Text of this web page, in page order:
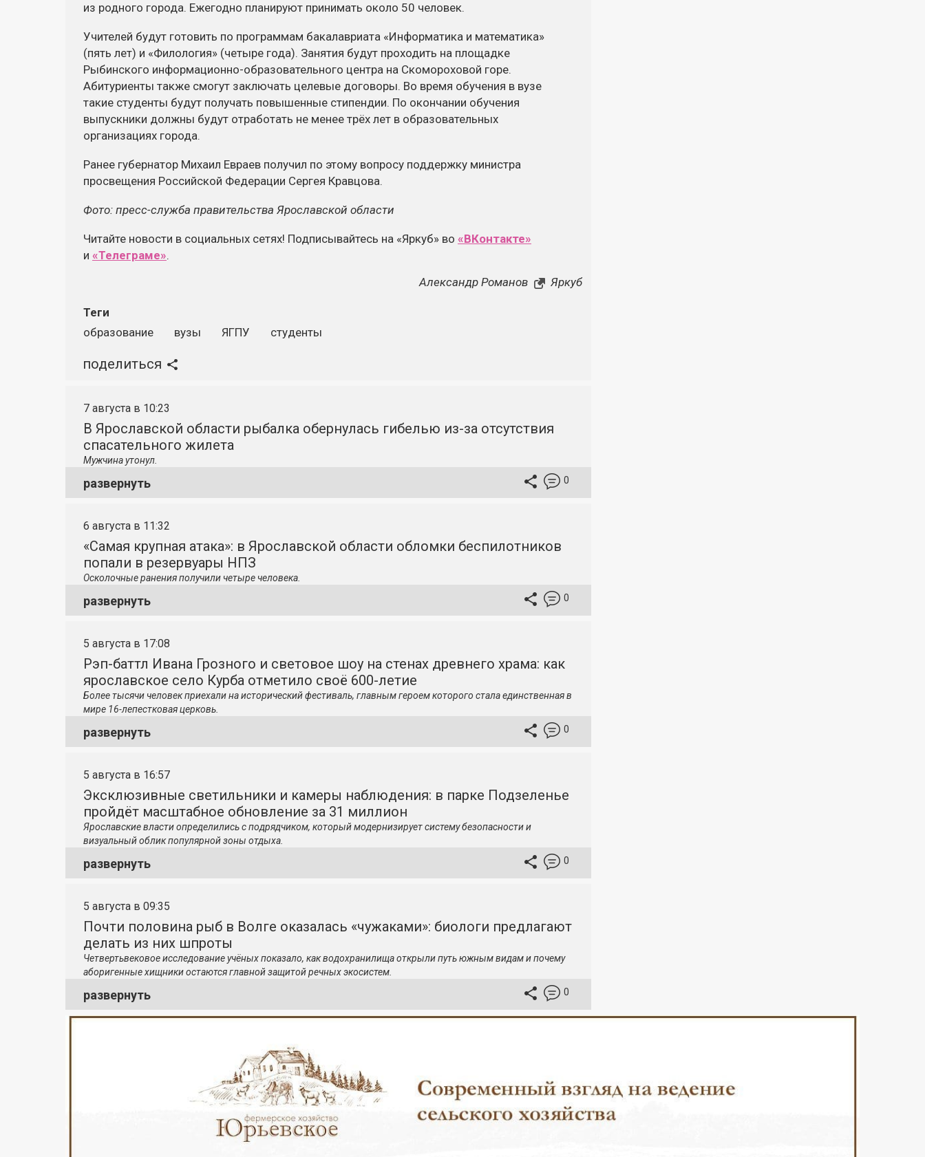
из родного города. Ежегодно планируют принимать около 50 человек.
Учителей будут готовить по программам бакалавриата «Информатика и математика»
(пять лет) и «Филология» (четыре года). Занятия будут проходить на площадке
Рыбинского информационно-образовательного центра на Скомороховой горе.
Абитуриенты также смогут заключать целевые договоры. Во время обучения в вузе
такие студенты будут получать повышенные стипендии. По окончании обучения
выпускники должны будут отработать не менее трёх лет в образовательных
организациях города.
Ранее губернатор Михаил Евраев получил по этому вопросу поддержку министра
просвещения Российской Федерации Сергея Кравцова.
Фото: пресс-служба правительства Ярославской области
Читайте новости в социальных сетях! Подписывайтесь на «Яркуб» во «ВКонтакте»
и «Телеграме».
Александр Романов
Яркуб
Теги
образование
вузы ЯГПУ студенты
поделиться
7 августа в 10:23
В Ярославской области рыбалка обернулась гибелью из-за отсутствия
спасательного жилета
Мужчина утонул.
развернуть 0
6 августа в 11:32
«Самая крупная атака»: в Ярославской области обломки беспилотников
попали в резервуары НПЗ
Осколочные ранения получили четыре человека.
развернуть 0
5 августа в 17:08
Рэп-баттл Ивана Грозного и световое шоу на стенах древнего храма: как
ярославское село Курба отметило своё 600-летие
Более тысячи человек приехали на исторический фестиваль, главным героем которого стала единственная в
мире 16-лепестковая церковь.
развернуть 0
5 августа в 16:57
Эксклюзивные светильники и камеры наблюдения: в парке Подзеленье
пройдёт масштабное обновление за 31 миллион
Ярославские власти определились с подрядчиком, который модернизирует систему безопасности и
визуальный облик популярной зоны отдыха.
развернуть 0
5 августа в 09:35
Почти половина рыб в Волге оказалась «чужаками»: биологи предлагают
делать из них шпроты
Четвертьвековое исследование учёных показало, как водохранилища открыли путь южным видам и почему
аборигенные хищники остаются главной защитой речных экосистем.
развернуть 0